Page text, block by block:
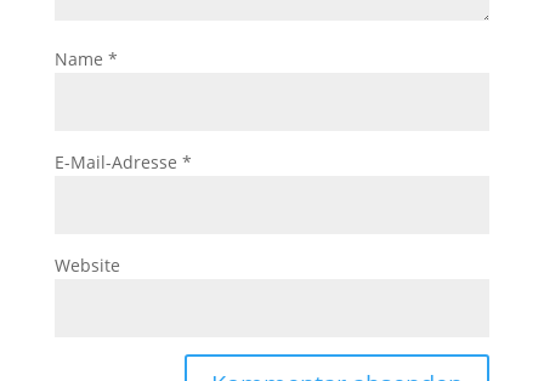
Name *
E-Mail-Adresse *
Website